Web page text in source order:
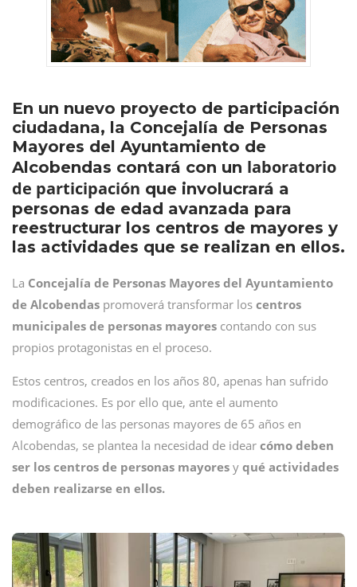
En un nuevo proyecto de participación
ciudadana, la Concejalía de Personas
Mayores del Ayuntamiento de
Alcobendas contará con un laboratorio
de participación que involucrará a
personas de edad avanzada para
reestructurar los centros de mayores y
las actividades que se realizan en ellos.
La Concejalía de Personas Mayores del Ayuntamiento
de Alcobendas promoverá transformar los centros
municipales de personas mayores contando con sus
propios protagonistas en el proceso.
Estos centros, creados en los años 80, apenas han sufrido
modificaciones. Es por ello que, ante el aumento
demográfico de las personas mayores de 65 años en
Alcobendas, se plantea la necesidad de idear cómo deben
ser los centros de personas mayores y qué actividades
deben realizarse en ellos.